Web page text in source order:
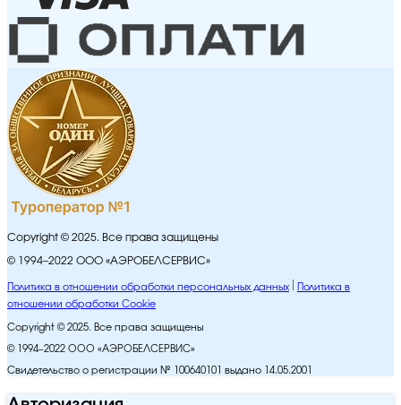
Copyright © 2025. Все права защищены
© 1994–2022 ООО «АЭРОБЕЛСЕРВИС»
Политика в отношении обработки персональных данных
Политика в
отношении обработки Cookie
Copyright © 2025. Все права защищены
© 1994–2022 ООО «АЭРОБЕЛСЕРВИС»
Свидетельство о регистрации № 100640101 выдано 14.05.2001